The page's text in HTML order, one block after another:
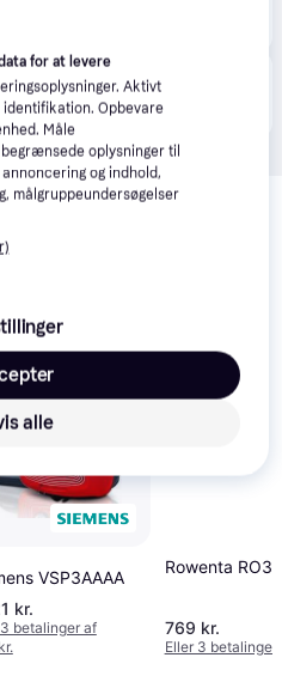
EPF61RR
, som ikke er betalende
VSP3AAAA
kr.
betalinger af
Rowenta
769 kr.
Eller 3 betalinger
for at levere
Aktivt
Opbevare
Måle
oplysninger til
og indhold,
målgruppeundersøgelser
alle